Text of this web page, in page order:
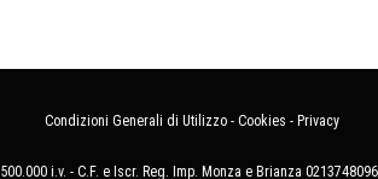
Condizioni Generali di Utilizzo - Cookies - Privacy
i.v. - C.F. e Iscr. Reg. Imp. Monza e Brianza